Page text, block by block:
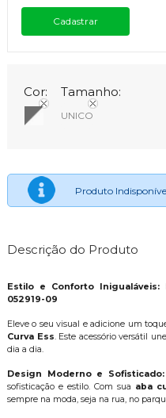
Cor: Tamanho:
UNICO
Produto
Descrição do Produto
Estilo e Conforto Inigualáveis:
052919-09
Eleve o seu visual e adicione um
Curva Ess. Este acessório versátil
dia a dia.
Design Moderno e Sofisticado:
sofisticação e estilo. Com sua aba
sempre na moda, seja na rua, no